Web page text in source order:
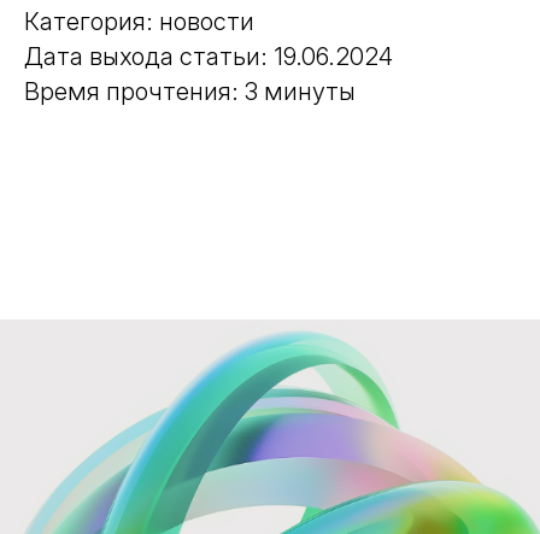
Категория: новости
Дата выхода статьи: 19.06.2024
Время прочтения: 3 минуты